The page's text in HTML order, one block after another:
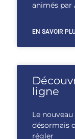
animés par
EN SAVOIR
ligne
Le
désormais
régler